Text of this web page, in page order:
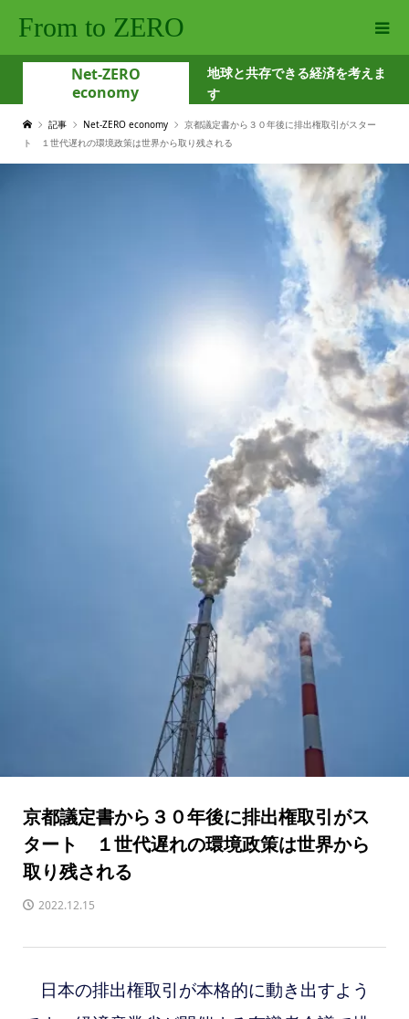
From to ZERO
Net-ZERO
economy
地球と共存できる経済を考えま
す
記事 Net-ZERO economy
京都議定書から３０年後に排出権取引がスター
ト １世代遅れの環境政策は世界から取り残される
京都議定書から３０年後に排出権取引がス
タート １世代遅れの環境政策は世界から
取り残される
2022.12.15
日本の排出権取引が本格的に動き出すよう